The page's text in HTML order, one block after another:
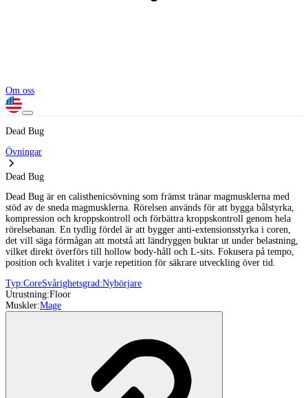
Om oss
Dead Bug
Övningar
Dead Bug
Dead Bug är en calisthenicsövning som främst tränar magmusklerna med
stöd av de sneda magmusklerna. Rörelsen används för att bygga bålstyrka,
kompression och kroppskontroll och förbättra kroppskontroll genom hela
rörelsebanan. En tydlig fördel är att bygger anti-extensionsstyrka i coren,
det vill säga förmågan att motstå att ländryggen buktar ut under belastning,
vilket direkt överförs till hollow body-håll och L-sits. Fokusera på tempo,
position och kvalitet i varje repetition för säkrare utveckling över tid.
Typ:CoreSvårighetsgrad:Nybörjare
Utrustning:Floor
Muskler:Mage